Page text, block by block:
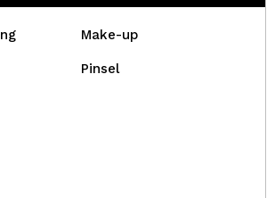
Make-up
Pinsel